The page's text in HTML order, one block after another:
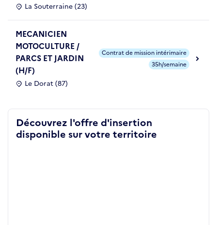
La Souterraine (23)
MECANICIEN
MOTOCULTURE /
PARCS ET JARDIN
(H/F)
Le Dorat (87)
Contrat de mission intérimaire
35h/semaine
Découvrez l'offre d'insertion
disponible sur votre territoire